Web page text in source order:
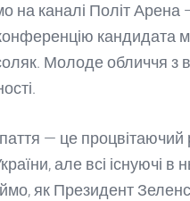
на каналі Політ Арена
кандидата
Молоде обличчя з
— це процвітаючий
але всі існуючі
як Президент